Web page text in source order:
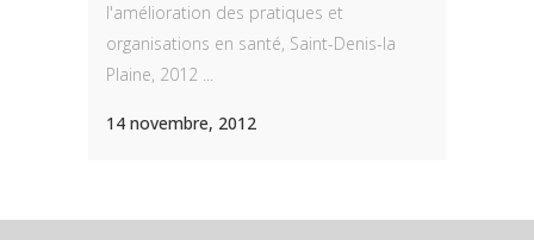
l'amélioration des pratiques et
organisations en santé, Saint-Denis-la
Plaine, 2012 ...
14 novembre, 2012